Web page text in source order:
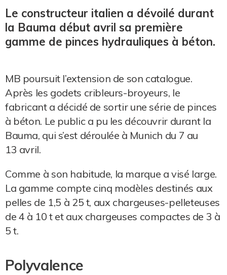
Le constructeur italien a dévoilé durant
la Bauma début avril sa première
gamme de pinces hydrauliques à béton.
MB poursuit l’extension de son catalogue.
Après les godets cribleurs-broyeurs, le
fabricant a décidé de sortir une série de pinces
à béton. Le public a pu les découvrir durant la
Bauma, qui s’est déroulée à Munich du 7 au
13 avril.
Comme à son habitude, la marque a visé large.
La gamme compte cinq modèles destinés aux
pelles de 1,5 à 25 t, aux chargeuses-pelleteuses
de 4 à 10 t et aux chargeuses compactes de 3 à
5 t.
Polyvalence